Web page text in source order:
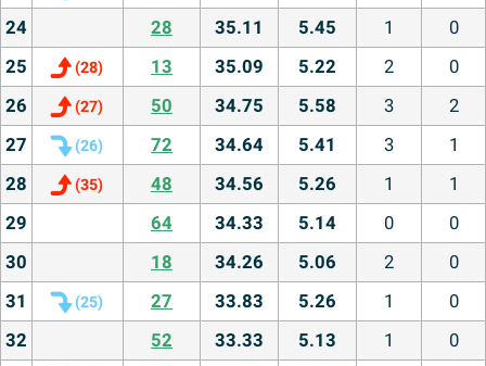
24
28 35.11 5.45 1
0
25
(28) 13 35.09 5.22 2
0
26
(27) 50 34.75 5.58 3
2
27
(26) 72 34.64 5.41 3
1
28
(35) 48 34.56 5.26 1
1
29
64 34.33 5.14 0
0
30
18 34.26 5.06 2
0
31
(25) 27 33.83 5.26 1
0
32
52 33.33 5.13 1
0